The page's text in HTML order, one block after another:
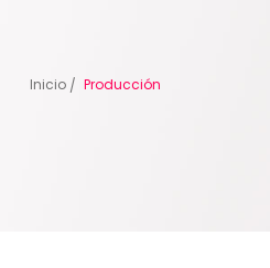
Inicio Producción